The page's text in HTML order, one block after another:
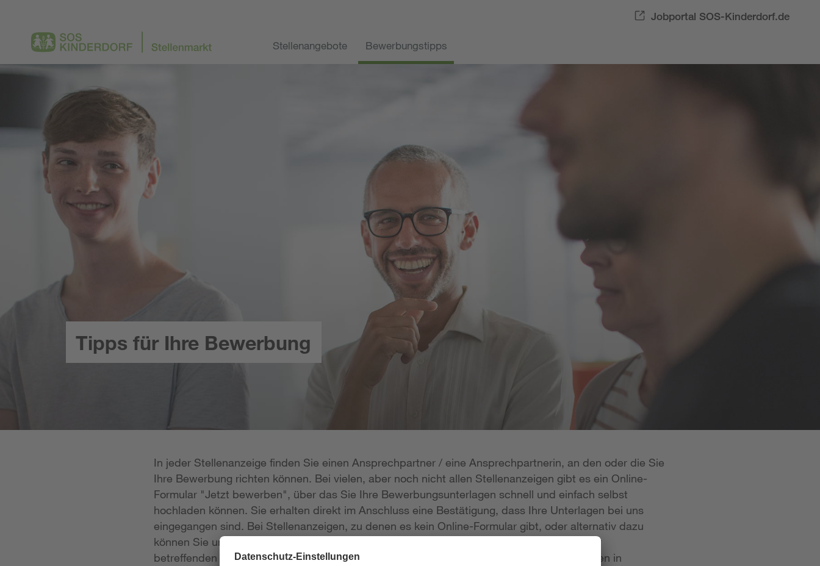
Jobportal SOS-Kinderdorf.de
Stellenangebote Bewerbungstipps
Tipps für Ihre Bewerbung
In jeder Stellenanzeige finden Sie einen Ansprechpartner / eine Ansprechpartnerin, an den oder die Sie
Ihre Bewerbung richten können. Bei vielen, aber noch nicht allen Stellenanzeigen gibt es ein Online-
Formular "Jetzt bewerben", über das Sie Ihre Bewerbungsunterlagen schnell und einfach selbst
hochladen können. Sie erhalten direkt im Anschluss eine Bestätigung, dass Ihre Unterlagen bei uns
eingegangen sind. Bei Stellenanzeigen, zu denen es kein Online-Formular gibt, oder alternativ dazu
können Sie uns Ihre Unterlagen per E-Mail zukommen lassen; die E-Mail-Adresse ist in der
betreffenden Stellenanzeige angegeben. Natürlich nehmen wir weiterhin auch Bewerbungen in